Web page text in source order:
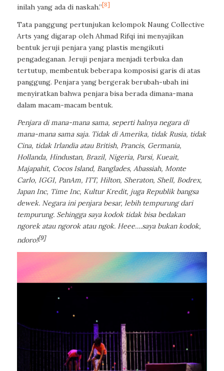
inilah yang ada di naskah.”[8]
Tata panggung pertunjukan kelompok Naung Collective
Arts yang digarap oleh Ahmad Rifqi ini menyajikan
bentuk jeruji penjara yang plastis mengikuti
pengadeganan. Jeruji penjara menjadi terbuka dan
tertutup, membentuk beberapa komposisi garis di atas
panggung. Penjara yang bergerak berubah-ubah ini
menyiratkan bahwa penjara bisa berada dimana-mana
dalam macam-macam bentuk.
Penjara di mana-mana sama, seperti halnya negara di
mana-mana sama saja. Tidak diAmerika, tidak Rusia, tidak
Cina, tidak Irlandia atau British, Prancis, Germania,
Hollanda, Hindustan, Brazil, Nigeria, Parsi, Kueait,
Majapahit, Cocos Island, Banglades, Abassiah, Monte
Carlo, IGGI, PanAm, ITT, Hilton, Sheraton, Shell, Bodrex,
Japan Inc, Time Inc, Kultur Kredit, juga Republik bangsa
dewek. Negara ini penjara besar, lebih tempurung dari
tempurung. Sehingga saya kodok tidak bisa bedakan
ngorek atau ngorok atau ngok. Heee….saya bukan kodok,
ndoro![9]